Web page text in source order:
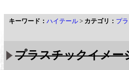
キーワード： ハイテール > カテゴリ： プ
プラスチックイメー